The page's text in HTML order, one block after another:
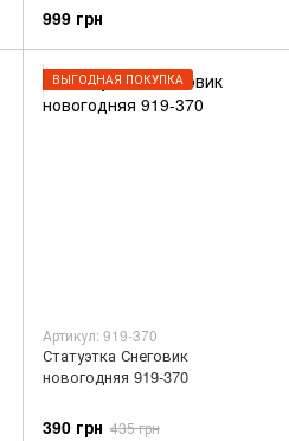
999 грн
ВЫГОДНАЯ ПОКУПКА
Артикул: 919-370
Статуэтка Снеговик
новогодняя 919-370
390 грн 435 грн